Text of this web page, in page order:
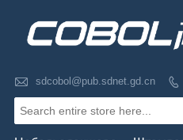
 sdcobol@pub.sdnet.gd.cn 